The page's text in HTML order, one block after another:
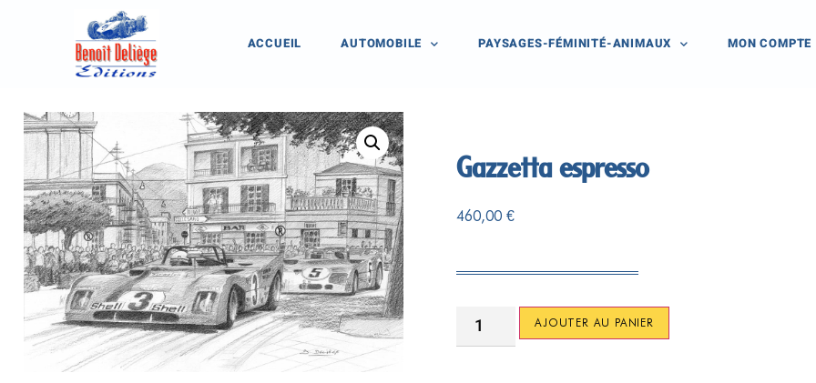
ACCUEIL AUTOMOBILE PAYSAGES-FÉMINITÉ-ANIMAUX MON COMPTE
Gazzetta espresso
460,00 €
AJOUTER AU PANIER